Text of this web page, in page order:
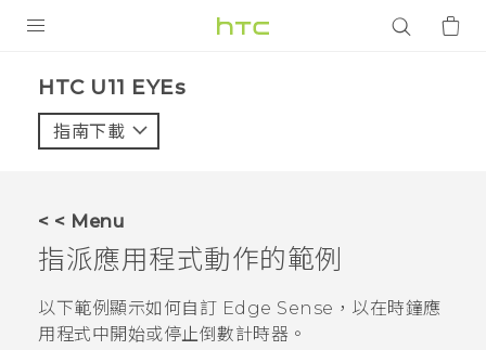
VIVE
應用程式
HTC U11 EYEs‎
指南下載
< < Menu
指派應用程式動作的範例
以下範例顯示如何自訂 Edge Sense ，以在時鐘應
用程式中開始或停止倒數計時器。